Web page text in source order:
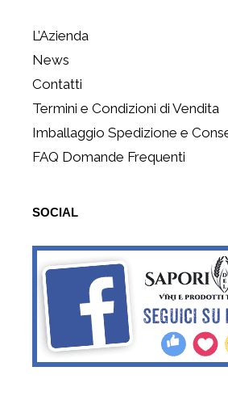
L’Azienda
News
Contatti
Termini e Condizioni di Vendita
Imballaggio Spedizione e
FAQ Domande Frequenti
SOCIAL